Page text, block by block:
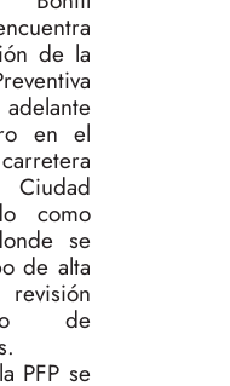
de la
en el
como
se
de alta
de
PFP se